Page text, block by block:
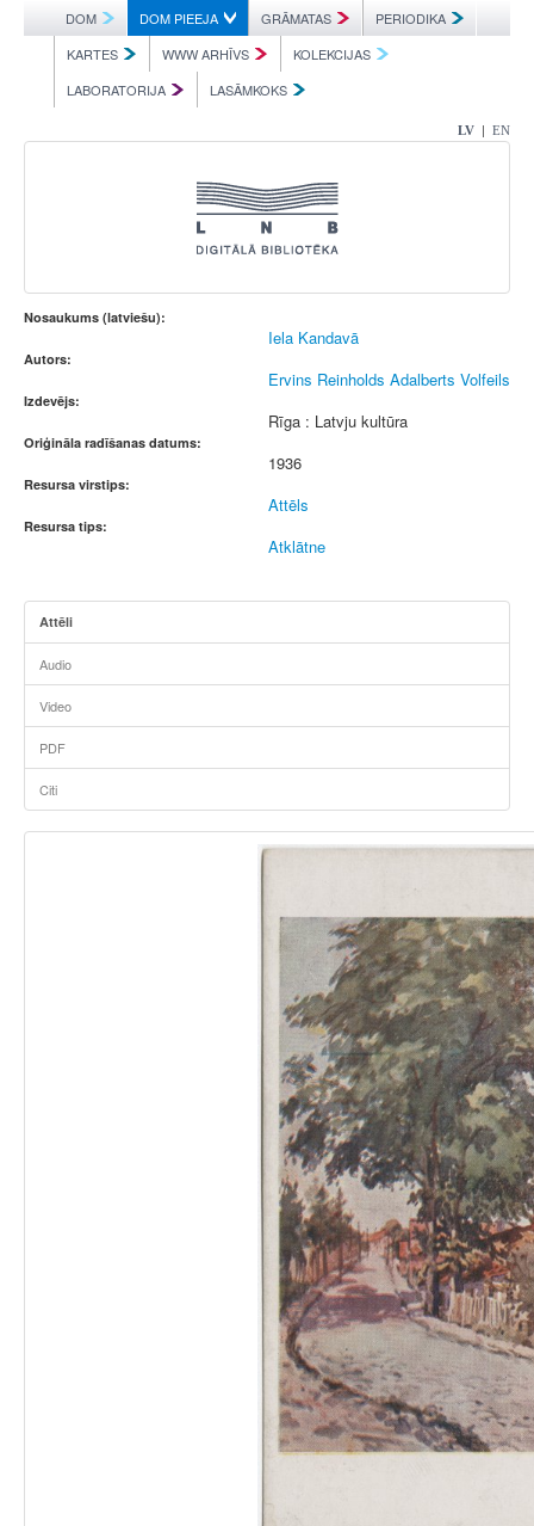
DOM DOM PIEEJA GRĀMATAS
PERIODIKA
KARTES
WWW ARHĪVS
KOLEKCIJAS
LABORATORIJA
LASĀMKOKS
LV | EN
Nosaukums (latviešu):
Iela Kandavā
Autors:
Ervins Reinholds Adalberts Volfeils
Izdevējs:
Rīga : Latvju kultūra
Oriģināla radīšanas datums:
1936
Resursa virstips:
Attēls
Resursa tips:
Atklātne
Attēli
Audio
Video
PDF
Citi